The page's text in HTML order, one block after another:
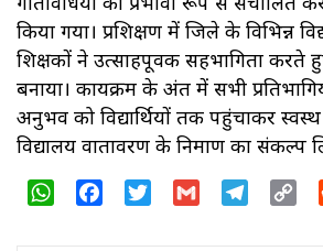
किया गया। प्रशिक्षण में जिले के विभिन्न
शिक्षकों ने उत्साहपूर्वक सहभागिता करते
बनाया। कार्यक्रम के अंत में सभी
अनुभव को विद्यार्थियों तक पहुंचाकर
विद्यालय वातावरण के निर्माण का संकल्प
WhatsAppFacebookTwitter Gmail